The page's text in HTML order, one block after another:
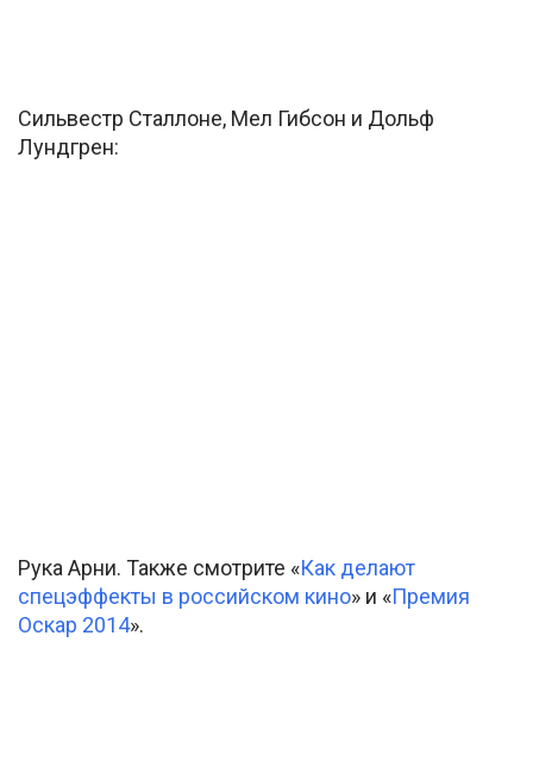
Сильвестр Сталлоне, Мел Гибсон и Дольф
Лундгрен:
Рука Арни. Также смотрите «Как делают
спецэффекты в российском кино» и «Премия
Оскар 2014».